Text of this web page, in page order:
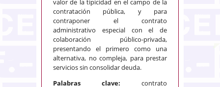
contratación pública, y para
contraponer el contrato
administrativo especial con el de
colaboración público-privada,
presentando el primero como una
alternativa, no compleja, para prestar
servicios sin consolidar deuda.
Palabras clave: contrato